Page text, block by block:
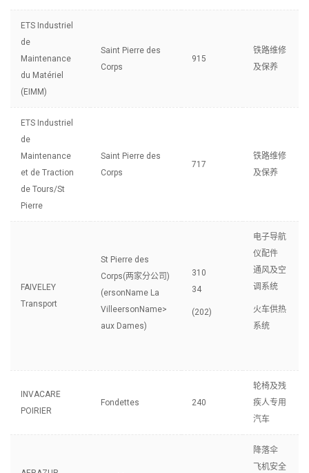
ETS Industriel
de
Maintenance
du Matériel
(EIMM)
Saint Pierre des
Corps
915
铁路维修
及保养
ETS Industriel
de
Maintenance
et de Traction
de Tours/St
Pierre
Saint Pierre des
Corps
717
铁路维修
及保养
FAIVELEY
Transport
St Pierre des
Corps(两家分公司)
(ersonName La
VilleersonName>
aux Dames)
310
34
(202)
电子导航
仪配件
通风及空
调系统
火车供热
系统
INVACARE
POIRIER
Fondettes 240
轮椅及残
疾人专用
汽车
降落伞
飞机安全